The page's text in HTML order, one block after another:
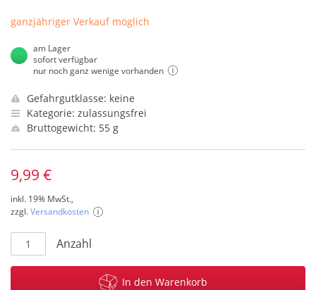
ganzjähriger Verkauf möglich
am Lager
sofort verfügbar
nur noch ganz wenige vorhanden
Gefahrgutklasse: keine
Kategorie: zulassungsfrei
Bruttogewicht: 55 g
9,99 €
inkl. 19% MwSt.,
zzgl.Versandkosten
Anzahl
In den Warenkorb